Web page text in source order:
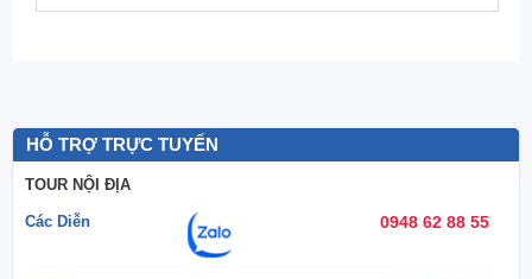
HỖ TRỢ TRỰC TUYẾN
TOUR NỘI ĐỊA
Các Diễn 0948 62 88 55